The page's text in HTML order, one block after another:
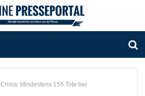
China: Mindestens 155 Tote bei